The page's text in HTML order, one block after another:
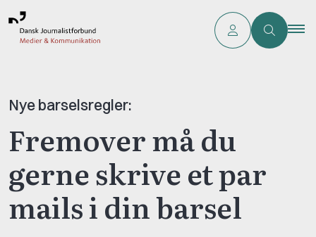
Nye barselsregler:
Fremover må du
gerne skrive et par
mails i din barsel